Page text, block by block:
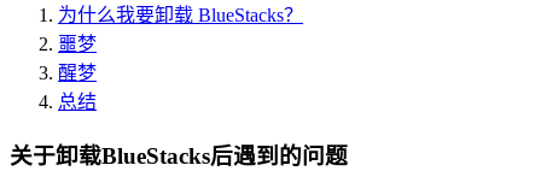
为什么我要卸载 BlueStacks？
噩梦
醒梦
总结
关于卸载BlueStacks后遇到的问题